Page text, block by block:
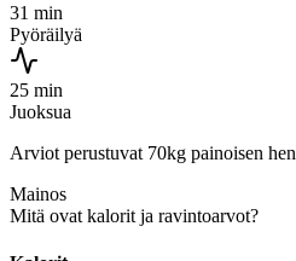
31 min
Pyöräilyä
25 min
Juoksua
Arviot perustuvat 70kg painoisen
Mainos
Mitä ovat kalorit ja ravintoarvot?